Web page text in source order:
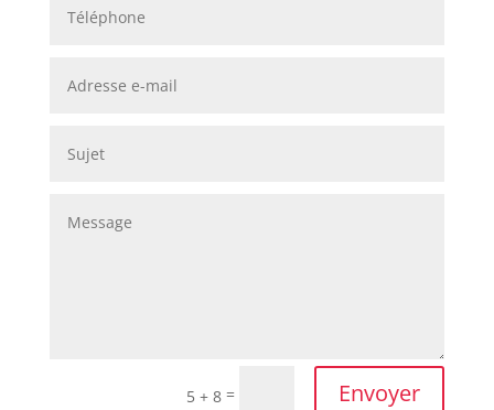
5 + 8 = Envoyer